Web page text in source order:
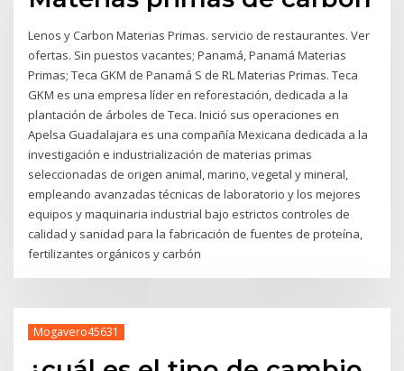
Lenos y Carbon Materias Primas. servicio de restaurantes. Ver
ofertas. Sin puestos vacantes; Panamá, Panamá Materias
Primas; Teca GKM de Panamá S de RL Materias Primas. Teca
GKM es una empresa líder en reforestación, dedicada a la
plantación de árboles de Teca. Inició sus operaciones en
Apelsa Guadalajara es una compañía Mexicana dedicada a la
investigación e industrialización de materias primas
seleccionadas de origen animal, marino, vegetal y mineral,
empleando avanzadas técnicas de laboratorio y los mejores
equipos y maquinaria industrial bajo estrictos controles de
calidad y sanidad para la fabricación de fuentes de proteína,
fertilizantes orgánicos y carbón
Mogavero45631